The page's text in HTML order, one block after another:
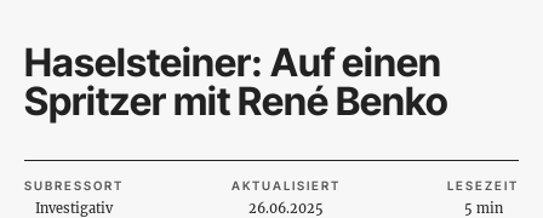
Haselsteiner: Auf einen
Spritzer mit René Benko
SUBRESSORT
Investigativ
AKTUALISIERT
26.06.2025
LESEZEIT
5 min